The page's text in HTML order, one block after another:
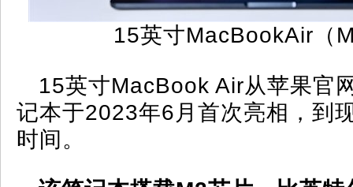
15英寸MacBookAir（
15英寸MacBook Air从苹果官
记本于2023年6月首次亮相，到
时间。